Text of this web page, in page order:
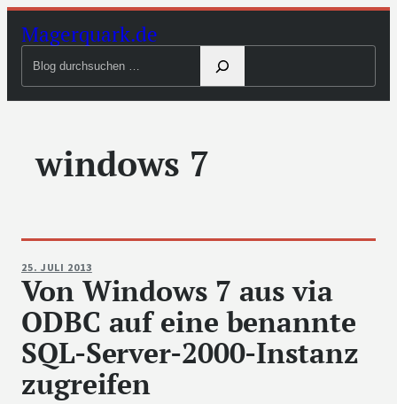
Zum
Inhalt
Magerquark.de
durchsuchen
windows 7
25. JULI 2013
Von Windows 7 aus via
ODBC auf eine benannte
SQL-Server-2000-Instanz
zugreifen